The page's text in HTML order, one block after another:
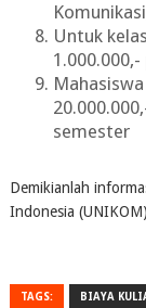
Untuk
semester
Demikianlah
Indonesia
TAGS: BIAYA